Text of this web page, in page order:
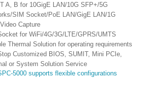
A, B for 10GigE LAN/10G SFP+/5G
SIM Socket/PoE LAN/GigE LAN/1G
Capture
for WiFi/4G/3G/LTE/GPRS/UMTS
Thermal Solution for operating requirements
Customized BIOS, SUMIT, Mini PCIe,
or System Solution Service